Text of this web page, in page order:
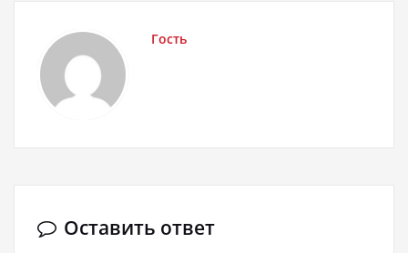
Гость
Оставить ответ